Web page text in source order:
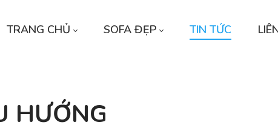
TRANG CHỦ SOFA ĐẸP TIN TỨC
HƯỚNG